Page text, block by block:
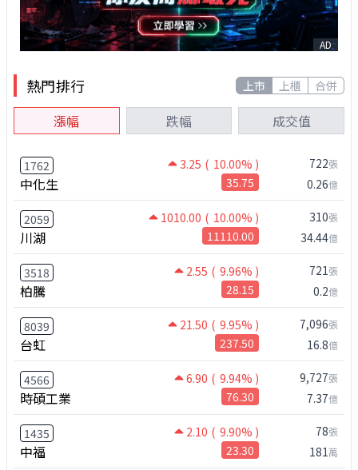
AD
熱門排行 上市 上櫃 合併
漲幅 跌幅 成交值
1762 3.25 ( 10.00% )
中化生 35.75
722張
0.26億
2059 1010.00 ( 10.00% )
川湖 11110.00
310張
34.44億
3518 2.55 ( 9.96% )
柏騰 28.15
721張
0.2億
8039 21.50 ( 9.95% )
台虹 237.50
7,096張
16.8億
4566 6.90 ( 9.94% )
時碩工業 76.30
9,727張
7.37億
1435 2.10 ( 9.90% )
中福 23.30
78張
181萬